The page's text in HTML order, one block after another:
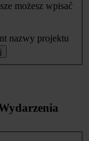
możesz wpisać
nazwy projektu